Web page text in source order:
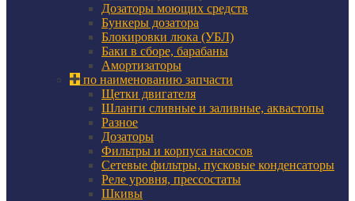
Дозаторы моющих средств
Бункеры дозатора
Блокировки люка (УБЛ)
Баки в сборе, барабаны
Амортизаторы
по наименованию запчасти
Щетки двигателя
Шланги сливные и заливные, аквастопы
Разное
Дозаторы
Фильтры и корпуса насосов
Сетевые фильтры, пусковые конденсаторы
Реле уровня, прессостаты
Шкивы